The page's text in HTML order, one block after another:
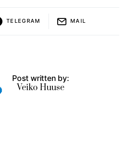
TELEGRAM MAIL
Post written by:
Veiko Huuse